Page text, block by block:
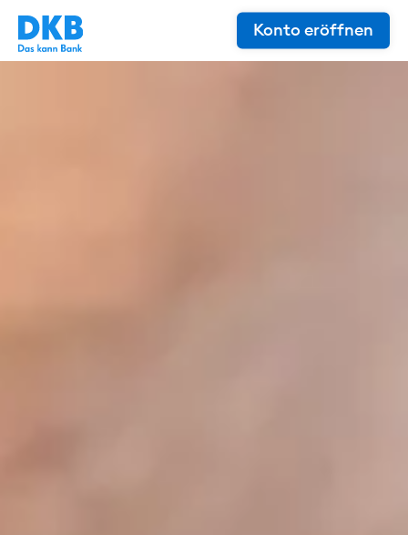
Konto eröffnen